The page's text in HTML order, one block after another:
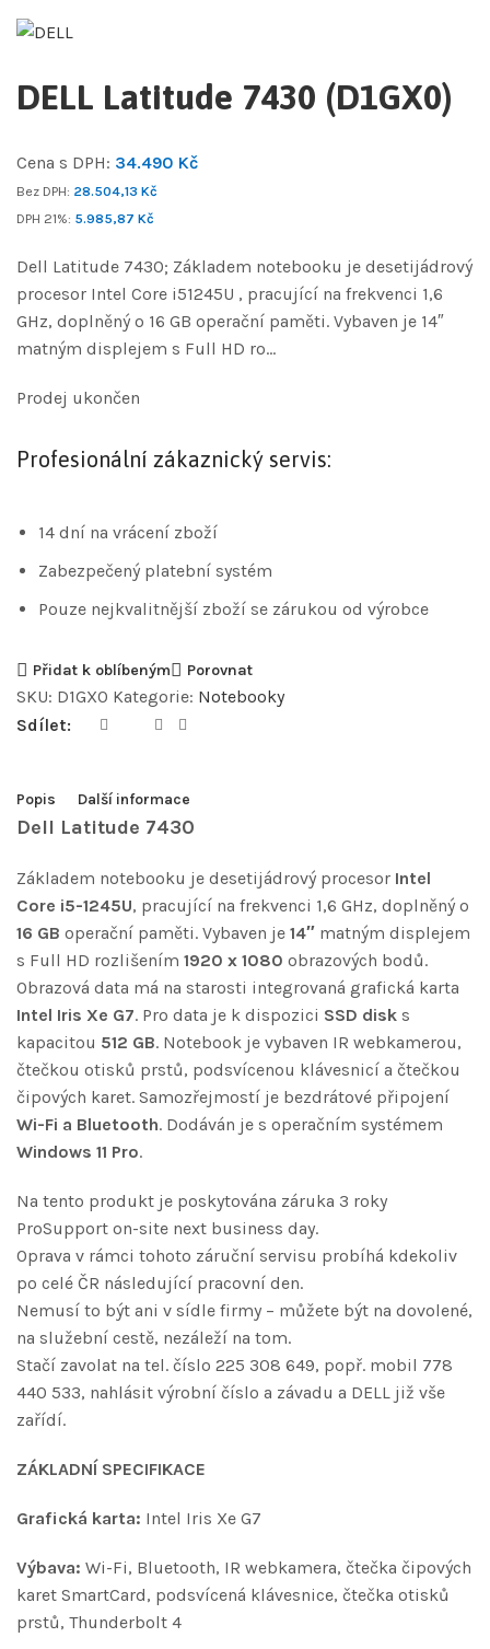
DELL Latitude 7430 (D1GX0)
Cena s DPH: 34.490 Kč
Bez DPH: 28.504,13 Kč
DPH 21%: 5.985,87 Kč
Dell Latitude 7430; Základem notebooku je desetijádrový
procesor Intel Core i51245U , pracující na frekvenci 1,6
GHz, doplněný o 16 GB operační paměti. Vybaven je 14″
matným displejem s Full HD ro…
Prodej ukončen
Profesionální zákaznický servis:
14 dní na vrácení zboží
Zabezpečený platební systém
Pouze nejkvalitnější zboží se zárukou od výrobce
Přidat k oblíbeným Porovnat
SKU: D1GX0 Kategorie: Notebooky
Sdílet:
Popis Další informace
Dell Latitude 7430
Základem notebooku je desetijádrový procesor Intel
Core i5-1245U, pracující na frekvenci 1,6 GHz, doplněný o
16 GB operační paměti. Vybaven je 14″ matným displejem
s Full HD rozlišením 1920 x 1080 obrazových bodů.
Obrazová data má na starosti integrovaná grafická karta
Intel Iris Xe G7. Pro data je k dispozici SSD disk s
kapacitou 512 GB. Notebook je vybaven IR webkamerou,
čtečkou otisků prstů, podsvícenou klávesnicí a čtečkou
čipových karet. Samozřejmostí je bezdrátové připojení
Wi-Fi a Bluetooth. Dodáván je s operačním systémem
Windows 11 Pro.
Na tento produkt je poskytována záruka 3 roky
ProSupport on-site next business day.
Oprava v rámci tohoto záruční servisu probíhá kdekoliv
po celé ČR následující pracovní den.
Nemusí to být ani v sídle firmy – můžete být na dovolené,
na služební cestě, nezáleží na tom.
Stačí zavolat na tel. číslo 225 308 649, popř. mobil 778
440 533, nahlásit výrobní číslo a závadu a DELL již vše
zařídí.
ZÁKLADNÍ SPECIFIKACE
Grafická karta: Intel Iris Xe G7
Výbava: Wi-Fi, Bluetooth, IR webkamera, čtečka čipových
karet SmartCard, podsvícená klávesnice, čtečka otisků
prstů, Thunderbolt 4